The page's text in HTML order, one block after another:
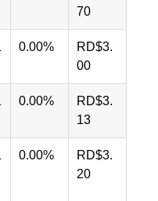
70
0.00%
RD$3.
00
0.00%
RD$3.
13
0.00%
RD$3.
20